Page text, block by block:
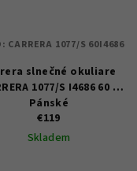
slnečné okuliare
1077/S I4686 60 -
Pánské
€119
Skladem
CARRERA 1077/S 60I4686